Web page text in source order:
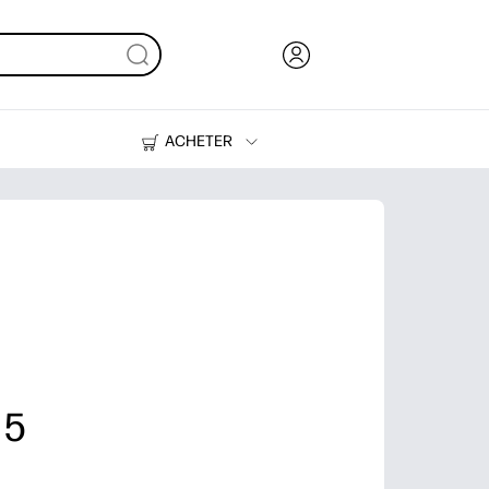
ACHETER
Imprimantes